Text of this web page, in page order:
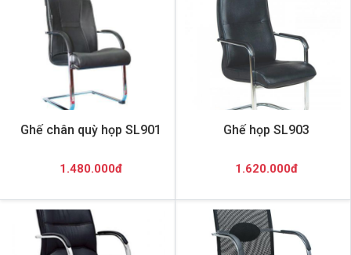
Ghế chân quỳ họp SL901
1.480.000đ
Ghế họp SL903
1.620.000đ